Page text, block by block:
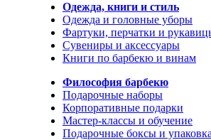
Одежда, книги и стиль
Одежда и головные уборы
Фартуки, перчатки и
Сувениры и аксессуары
Книги по барбекю и винам
Философия барбекю
Подарочные наборы
Корпоративные подарки
Мастер-классы и обучение
Подарочные боксы и упаковка